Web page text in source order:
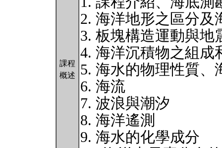
課程
概述
2. 海洋地形之區分及
3. 板塊構造運動與地
4. 海洋沉積物之組成
5. 海水的物理性質、
6. 海流
7. 波浪與潮汐
8. 海洋遙測
9. 海水的化學成分